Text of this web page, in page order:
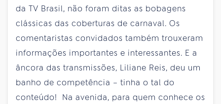
da TV Brasil, não foram ditas as bobagens
clássicas das coberturas de carnaval. Os
comentaristas convidados também trouxeram
informações importantes e interessantes. E a
âncora das transmissões, Liliane Reis, deu um
banho de competência – tinha o tal do
conteúdo! Na avenida, para quem conhece os